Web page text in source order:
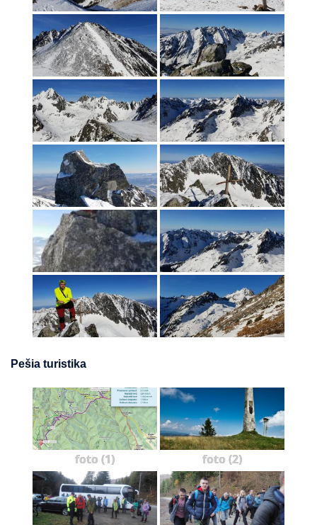
Pešia turistika
foto (1) foto (2)